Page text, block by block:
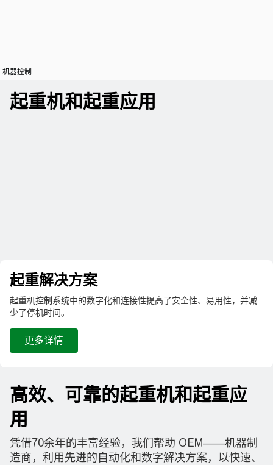
机器控制
起重机和起重应用
起重解决方案
起重机控制系统中的数字化和连接性提高了安全性、易用性，并减
少了停机时间​。
更多详情
高效、可靠的起重机和起重应
用
凭借70余年的丰富经验，我们帮助 OEM——机器制
造商，利用先进的自动化和数字解决方案，以快速、